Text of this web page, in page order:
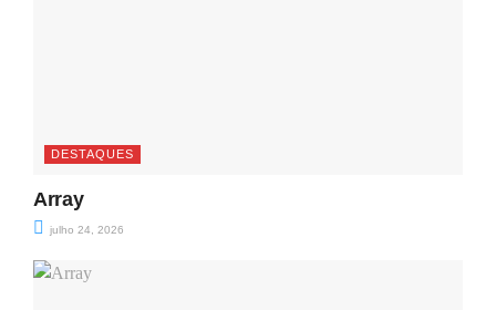
DESTAQUES
Array
julho 24, 2026